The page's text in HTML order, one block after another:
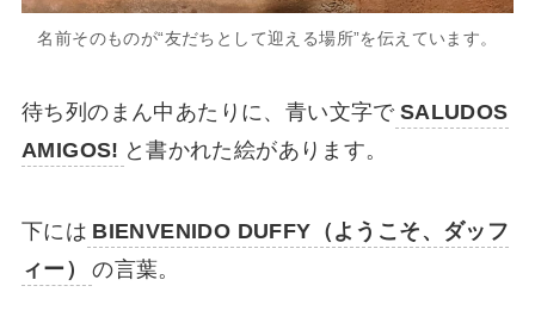
名前そのものが“友だちとして迎える場所”を伝えています。
待ち列のまん中あたりに、青い文字で SALUDOS
AMIGOS! と書かれた絵があります。
下には BIENVENIDO DUFFY（ようこそ、ダッフ
ィー）
の言葉。